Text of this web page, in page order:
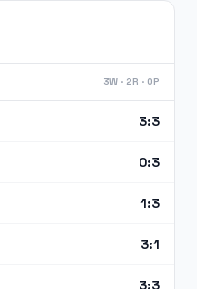
3W · 2R · 0P
3:3
0:3
1:3
3:1
3:3